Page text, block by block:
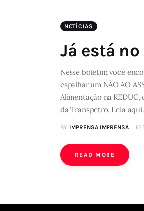
NOTÍCIAS
Já está no
Nesse boletim você
espalhar um NÃO AO
Alimentação na
da Transpetro. Leia
BY IMPRENSA IMPRENSA 10
READ MORE